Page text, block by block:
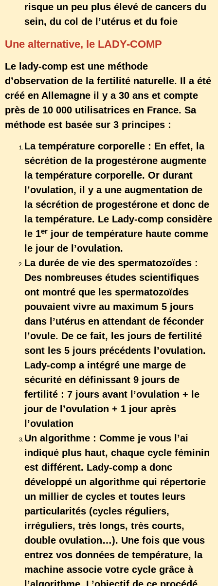
risque un peu plus élevé de cancers du
sein, du col de l’utérus et du foie
Une alternative, le LADY-COMP
Le lady-comp est une méthode
d’observation de la fertilité naturelle. Il a été
créé en Allemagne il y a 30 ans et compte
près de 10 000 utilisatrices en France. Sa
méthode est basée sur 3 principes :
La température corporelle : En effet, la
sécrétion de la progestérone augmente
la température corporelle. Or durant
l’ovulation, il y a une augmentation de
la sécrétion de progestérone et donc de
la température. Le Lady-comp considère
le 1er jour de température haute comme
le jour de l’ovulation.
La durée de vie des spermatozoïdes :
Des nombreuses études scientifiques
ont montré que les spermatozoïdes
pouvaient vivre au maximum 5 jours
dans l’utérus en attendant de féconder
l’ovule. De ce fait, les jours de fertilité
sont les 5 jours précédents l’ovulation.
Lady-comp a intégré une marge de
sécurité en définissant 9 jours de
fertilité : 7 jours avant l’ovulation + le
jour de l’ovulation + 1 jour après
l’ovulation
Un algorithme : Comme je vous l’ai
indiqué plus haut, chaque cycle féminin
est différent. Lady-comp a donc
développé un algorithme qui répertorie
un millier de cycles et toutes leurs
particularités (cycles réguliers,
irréguliers, très longs, très courts,
double ovulation…). Une fois que vous
entrez vos données de température, la
machine associe votre cycle grâce à